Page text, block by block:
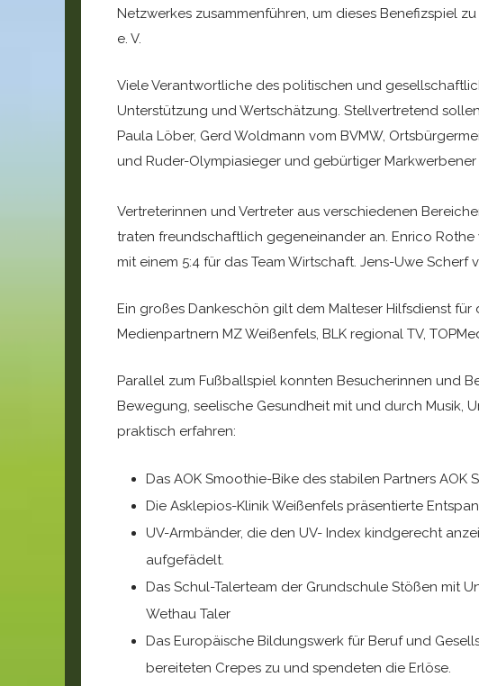
Netzwerkes zusammenführen, um dieses Benefizspiel
e. V.
Viele Verantwortliche des politischen und
Unterstützung und Wertschätzung. Stellvertretend
Paula Löber, Gerd Woldmann vom BVMW,
und Ruder-Olympiasieger und gebürtiger
Vertreterinnen und Vertreter aus verschiedenen
traten freundschaftlich gegeneinander an. Enrico
mit einem 5:4 für das Team Wirtschaft. Jens-Uwe
Ein großes Dankeschön gilt dem Malteser Hilfsdienst
Medienpartnern MZ Weißenfels, BLK regional TV,
Parallel zum Fußballspiel konnten Besucherinnen und
Bewegung, seelische Gesundheit mit und durch Musik,
praktisch erfahren:
Das AOK Smoothie-Bike des stabilen Partners AOK
Die Asklepios-Klinik Weißenfels präsentierte
UV-Armbänder, die den UV- Index kindgerecht
aufgefädelt.
Das Schul-Talerteam der Grundschule Stößen mit
Wethau Taler
Das Europäische Bildungswerk für Beruf und
bereiteten Crepes zu und spendeten die Erlöse.